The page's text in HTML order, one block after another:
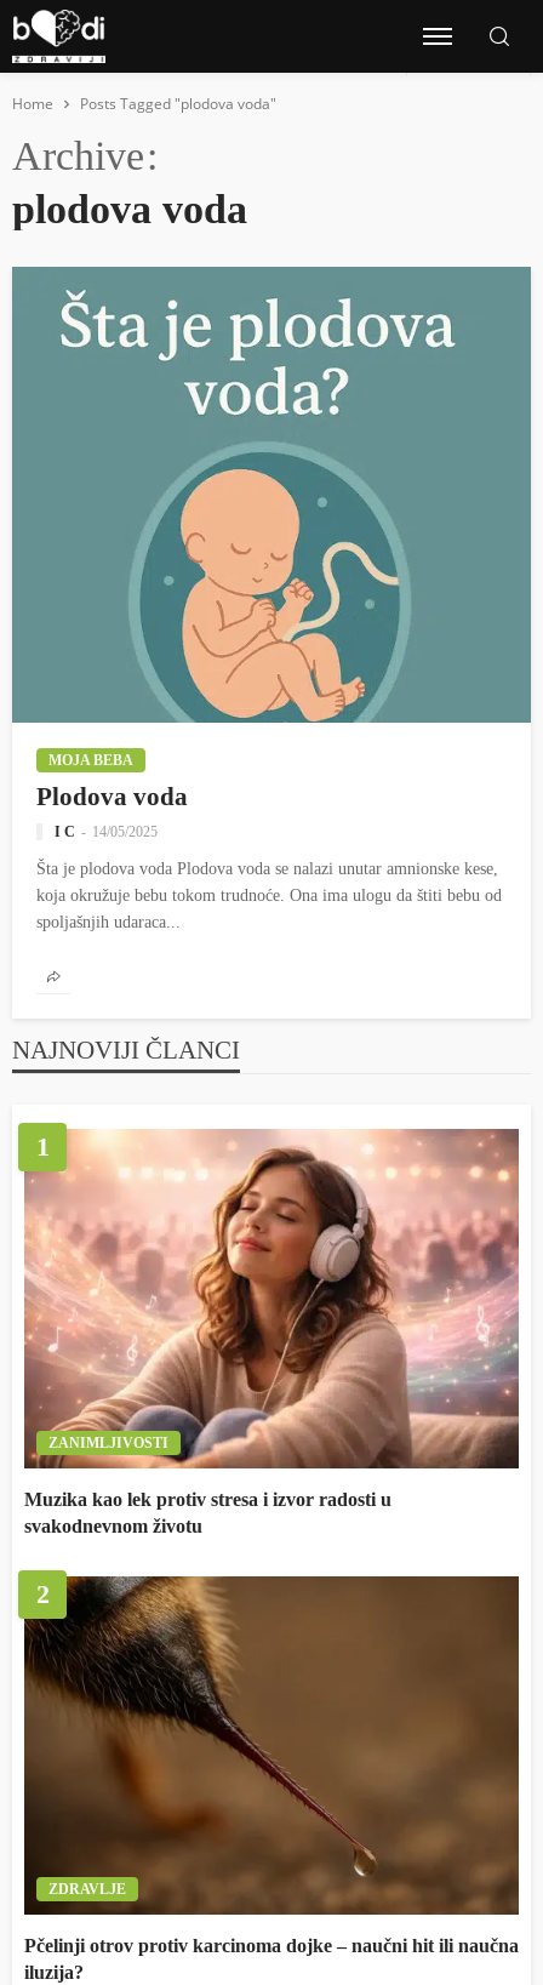
Home Posts Tagged "plodova voda"
Archive
plodova voda
MOJA BEBA
Plodova voda
I C 14/05/2025
Šta je plodova voda Plodova voda se nalazi unutar amnionske kese,
koja okružuje bebu tokom trudnoće. Ona ima ulogu da štiti bebu od
spoljašnjih udaraca...
NAJNOVIJI ČLANCI
1
ZANIMLJIVOSTI
Muzika kao lek protiv stresa i izvor radosti u
svakodnevnom životu
2
ZDRAVLJE
Pčelinji otrov protiv karcinoma dojke – naučni hit ili naučna
iluzija?